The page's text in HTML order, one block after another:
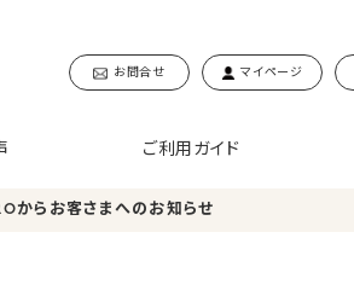
お問合せ マイページ
ご利用ガイド
からお客さまへのお知らせ